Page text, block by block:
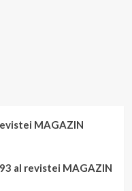
MAGAZIN
al revistei MAGAZIN